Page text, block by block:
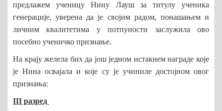
предлажем ученицу Нину Лауш за титулу ученика
генерације, уверена да је својим радом, понашањем и
личним квалитетима у потпуности заслужила ово
посебно ученичко признање.
На крају желела бих да још једном истакнем награде које
је Нина освајала и које су је учиниле достојном овог
признања:
III разред